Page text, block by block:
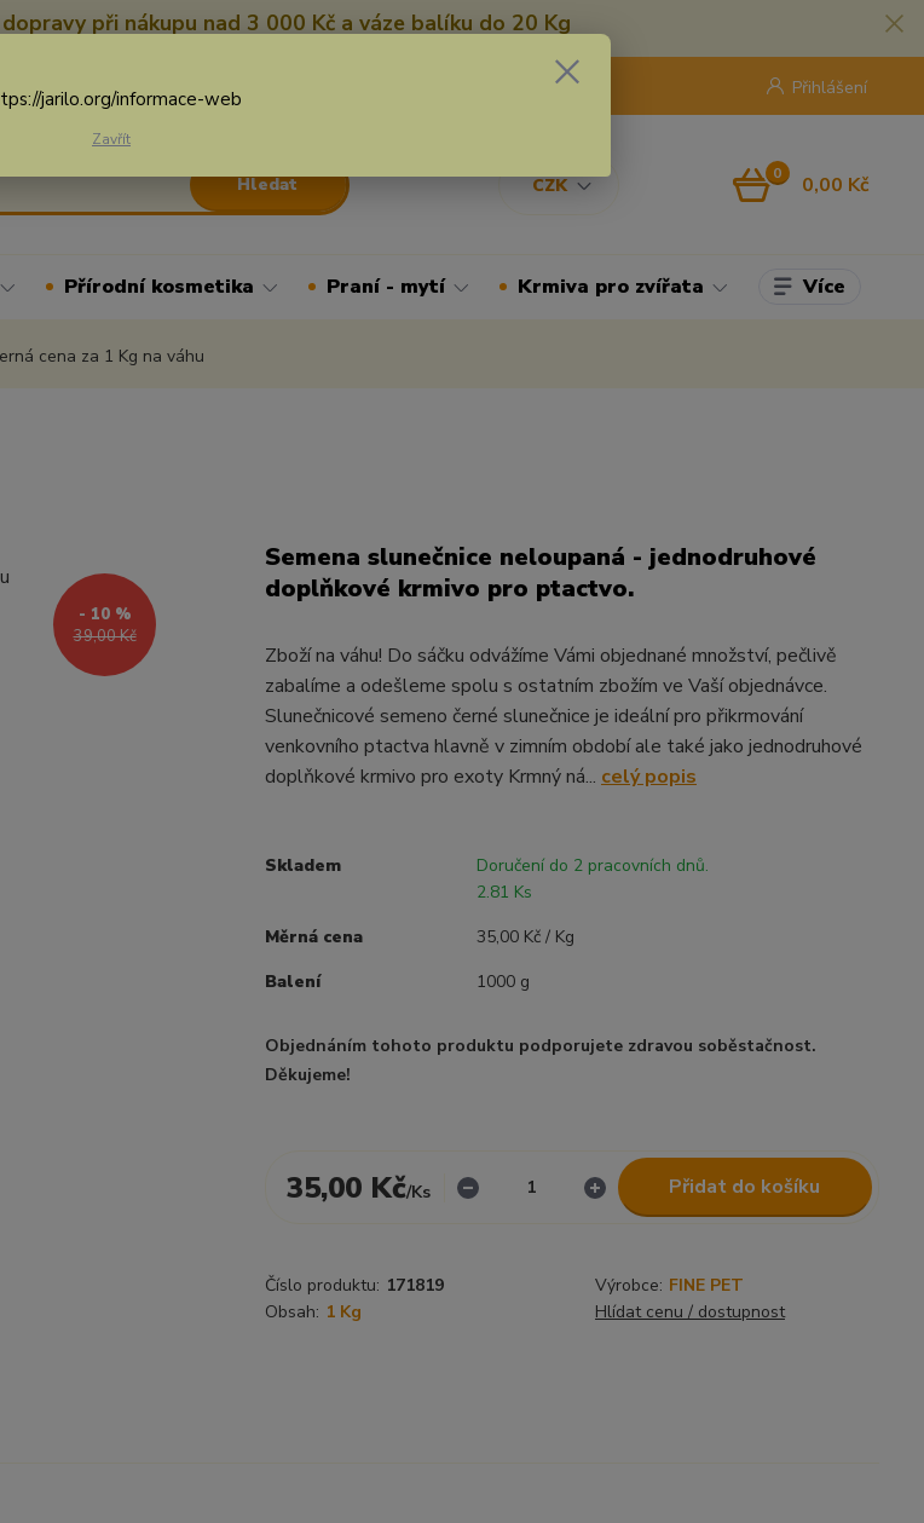
při nákupu nad 3 000 Kč a váze balíku do 20 Kg
CZK
Přihlášení
Hledat
8:00 - 16:30
0 0,00 Kč
Přírodní kosmetika Praní - mytí Krmiva pro zvířata Více
cena za 1 Kg na váhu
39,00 Kč
- 10 %
Semena slunečnice neloupaná - jednodruhové
doplňkové krmivo pro ptactvo.
Zboží na váhu! Do sáčku odvážíme Vámi objednané množství, pečlivě
zabalíme a odešleme spolu s ostatním zbožím ve Vaší objednávce.
Slunečnicové semeno černé slunečnice je ideální pro přikrmování
venkovního ptactva hlavně v zimním období ale také jako jednodruhové
doplňkové krmivo pro exoty Krmný ná... celý popis
Skladem
Doručení do 2 pracovních dnů.
2.81 Ks
Měrná cena
35,00 Kč / Kg
Balení
1000 g
Objednáním tohoto produktu podporujete zdravou soběstačnost.
Děkujeme!
35,00 Kč/Ks Přidat do košíku
Číslo produktu: 171819 Výrobce: FINE PET
Obsah: 1 Kg Hlídat cenu / dostupnost
jarilo.org/informace-web
Zavřít